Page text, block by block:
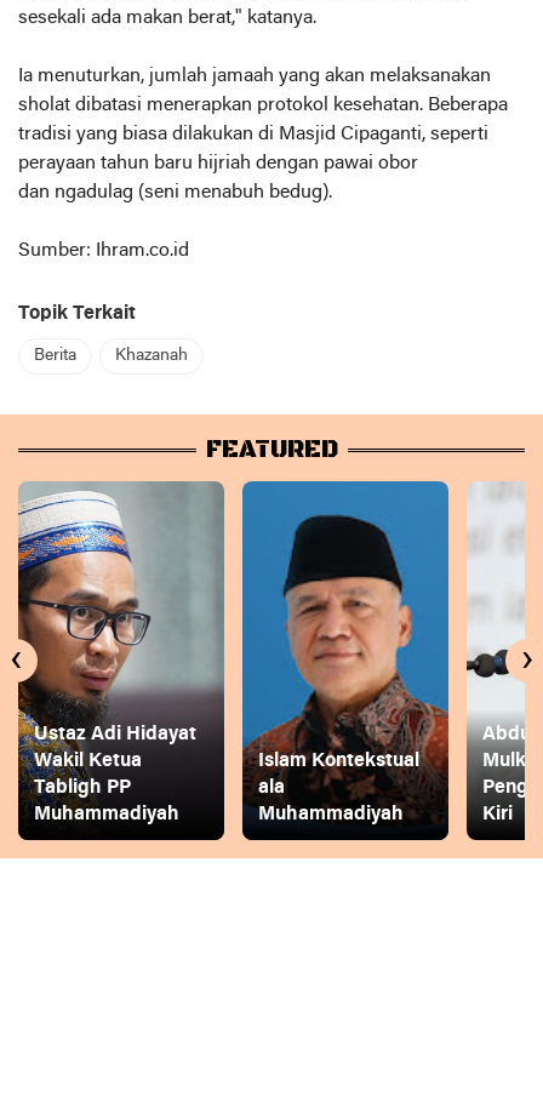
sesekali ada makan berat," katanya.
Ia menuturkan, jumlah jamaah yang akan melaksanakan
sholat dibatasi menerapkan protokol kesehatan. Beberapa
tradisi yang biasa dilakukan di Masjid Cipaganti, seperti
perayaan tahun baru hijriah dengan pawai obor
dan ngadulag (seni menabuh bedug).
Sumber: Ihram.co.id
Topik Terkait
Berita Khazanah
FEATURED
Ustaz Adi Hidayat
Wakil Ketua
Tabligh PP
Muhammadiyah
Islam Kontekstual
ala
Muhammadiyah
Abdul
Kiri
‹ ›